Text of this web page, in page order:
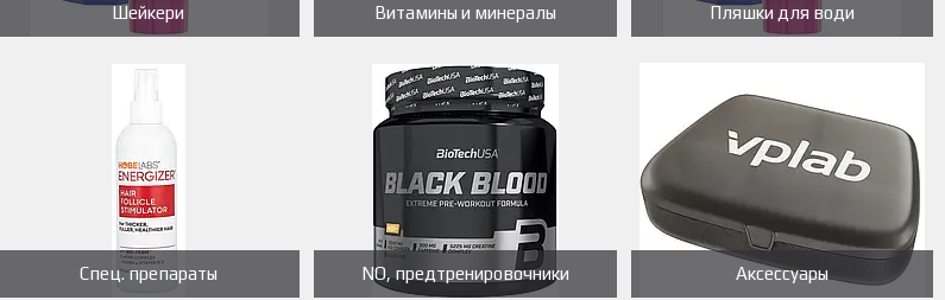
Шейкери Витамины и минералы Пляшки для води
Спец. препараты NO, предтренировочники Аксессуары